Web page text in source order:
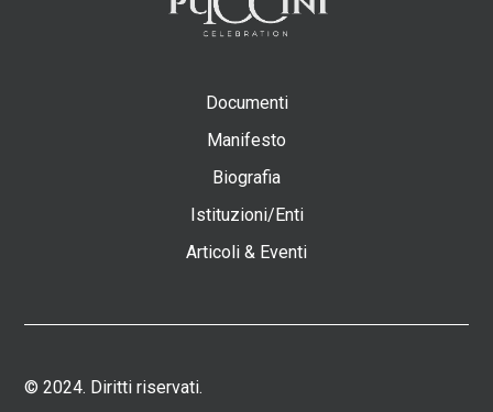
Documenti
Manifesto
Biografia
Istituzioni/Enti
Articoli & Eventi
© 2024. Diritti riservati.